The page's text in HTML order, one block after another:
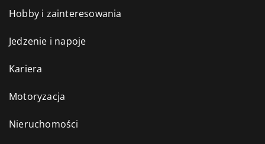
Hobby i zainteresowania
Jedzenie i napoje
Kariera
Motoryzacja
Nieruchomości